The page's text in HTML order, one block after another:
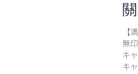
【
無
キ
キ